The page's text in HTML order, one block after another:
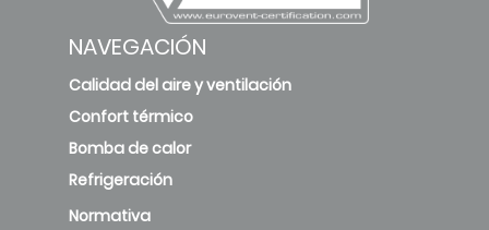
NAVEGACIÓN
Calidad del aire y ventilación
Confort térmico
Bomba de calor
Refrigeración
Normativa